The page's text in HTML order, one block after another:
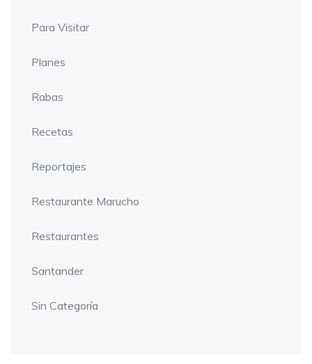
Para Visitar
Planes
Rabas
Recetas
Reportajes
Restaurante Marucho
Restaurantes
Santander
Sin Categoría